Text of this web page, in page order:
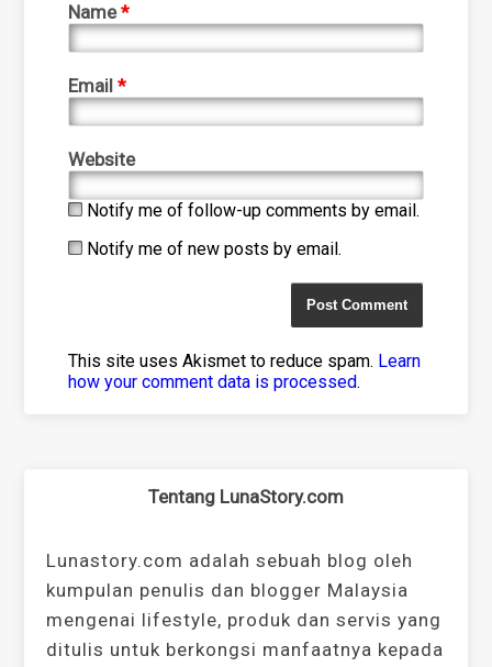
Name*
Email*
Website
Notify me of follow-up comments by email.
Notify me of new posts by email.
This site uses Akismet to reduce spam. Learn
how your comment data is processed.
Tentang LunaStory.com
Lunastory.com adalah sebuah blog oleh
kumpulan penulis dan blogger Malaysia
mengenai lifestyle, produk dan servis yang
ditulis untuk berkongsi manfaatnya kepada